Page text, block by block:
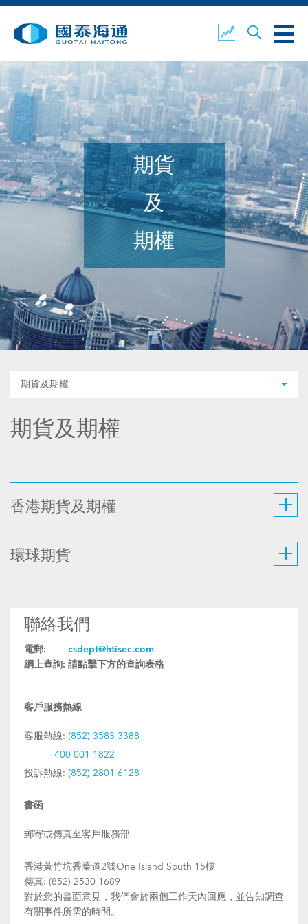
業務概覽 公司新聞
環境、社會及企業管治 國泰海通證券 聯絡我們
期貨
及
期權
期貨及期權
期貨及期權
香港期貨及期權
環球期貨
聯絡我們
電郵:
csdept@htisec.com
網上查詢: 請點擊下方的查詢表格
客戶服務熱線
客服熱線: (852) 3583 3388
400 001 1822
投訴熱線: (852) 2801 6128
書函
郵寄或傳真至客戶服務部
香港黃竹坑香葉道2號One Island South 15樓
傳真: (852) 2530 1689
對於您的書面意見，我們會於兩個工作天內回應，並告知調查
有關事件所需的時間。